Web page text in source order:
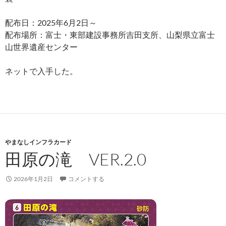
配布日：2025年6月2日～
配布場所：富士・東部建設事務所吉田支所、山梨県立富士
山世界遺産センター
ネットで入手した。
やまなしインフラカード
田原の滝 VER.2.0
2026年1月2日 コメントする